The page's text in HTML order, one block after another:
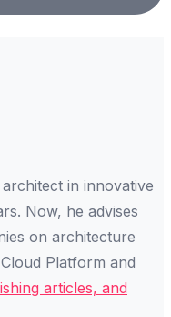
in innovative
Now, he advises
on architecture
Platform and
articles, and